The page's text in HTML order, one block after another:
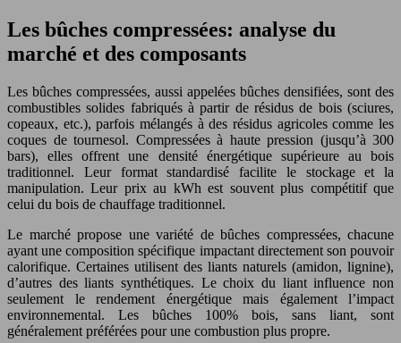
Les bûches compressées: analyse du
marché et des composants
Les bûches compressées, aussi appelées bûches densifiées, sont des
combustibles solides fabriqués à partir de résidus de bois (sciures,
copeaux, etc.), parfois mélangés à des résidus agricoles comme les
coques de tournesol. Compressées à haute pression (jusqu’à 300
bars), elles offrent une densité énergétique supérieure au bois
traditionnel. Leur format standardisé facilite le stockage et la
manipulation. Leur prix au kWh est souvent plus compétitif que
celui du bois de chauffage traditionnel.
Le marché propose une variété de bûches compressées, chacune
ayant une composition spécifique impactant directement son pouvoir
calorifique. Certaines utilisent des liants naturels (amidon, lignine),
d’autres des liants synthétiques. Le choix du liant influence non
seulement le rendement énergétique mais également l’impact
environnemental. Les bûches 100% bois, sans liant, sont
généralement préférées pour une combustion plus propre.